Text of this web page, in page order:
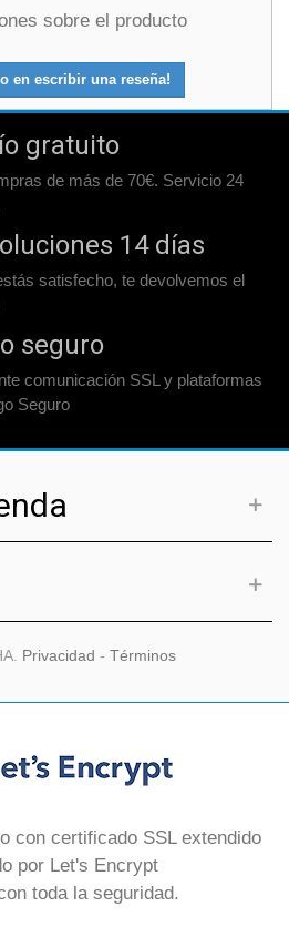
sobre el producto
en escribir una reseña!
gratuito
de más de 70€. Servicio 24
14 días
satisfecho, te devolvemos el
seguro
comunicación SSL y plataformas
Seguro
Privacidad - Términos
con certificado SSL extendido
por Let's Encrypt
toda la seguridad.